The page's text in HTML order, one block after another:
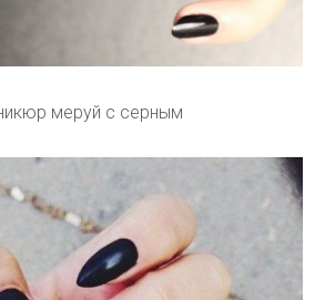
меруй с серным